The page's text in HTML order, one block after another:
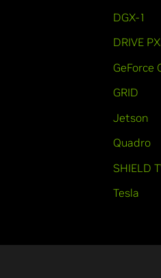
DGX-1
DRIVE
GeForce
GRID
Jetson
Quadro
SHIELD
Tesla